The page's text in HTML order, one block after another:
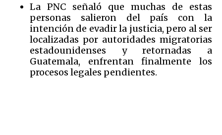
La PNC señaló que muchas de estas
personas salieron del país con la
intención de evadir la justicia, pero al ser
localizadas por autoridades migratorias
estadounidenses y retornadas a
Guatemala, enfrentan finalmente los
procesos legales pendientes.